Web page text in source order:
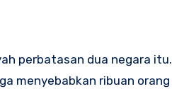
perbatasan dua negara itu.
menyebabkan ribuan orang